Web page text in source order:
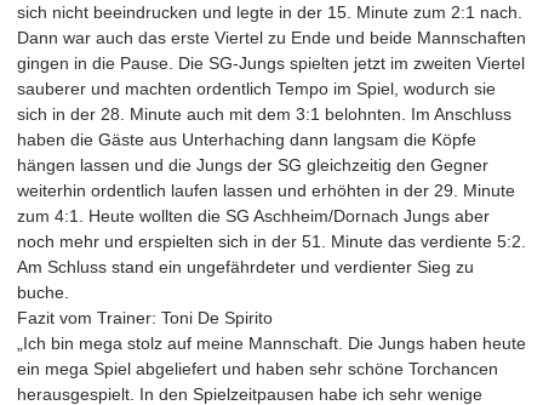
sich nicht beeindrucken und legte in der 15. Minute zum 2:1 nach.
Dann war auch das erste Viertel zu Ende und beide Mannschaften
gingen in die Pause. Die SG-Jungs spielten jetzt im zweiten Viertel
sauberer und machten ordentlich Tempo im Spiel, wodurch sie
sich in der 28. Minute auch mit dem 3:1 belohnten. Im Anschluss
haben die Gäste aus Unterhaching dann langsam die Köpfe
hängen lassen und die Jungs der SG gleichzeitig den Gegner
weiterhin ordentlich laufen lassen und erhöhten in der 29. Minute
zum 4:1. Heute wollten die SG Aschheim/Dornach Jungs aber
noch mehr und erspielten sich in der 51. Minute das verdiente 5:2.
Am Schluss stand ein ungefährdeter und verdienter Sieg zu
buche.
Fazit vom Trainer: Toni De Spirito
„Ich bin mega stolz auf meine Mannschaft. Die Jungs haben heute
ein mega Spiel abgeliefert und haben sehr schöne Torchancen
herausgespielt. In den Spielzeitpausen habe ich sehr wenige